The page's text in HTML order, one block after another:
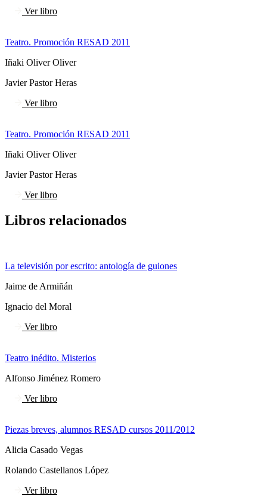
Ver libro
Teatro. Promoción RESAD 2011
Iñaki Oliver Oliver
Javier Pastor Heras
Ver libro
Teatro. Promoción RESAD 2011
Iñaki Oliver Oliver
Javier Pastor Heras
Ver libro
Libros relacionados
La televisión por escrito: antología de guiones
Jaime de Armiñán
Ignacio del Moral
Ver libro
Teatro inédito. Misterios
Alfonso Jiménez Romero
Ver libro
Piezas breves, alumnos RESAD cursos 2011/2012
Alicia Casado Vegas
Rolando Castellanos López
Ver libro